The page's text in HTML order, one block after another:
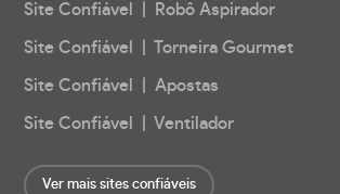
Site Confiável | Robô Aspirador
Site Confiável | Torneira Gourmet
Site Confiável | Apostas
Site Confiável | Ventilador
Ver mais sites confiáveis